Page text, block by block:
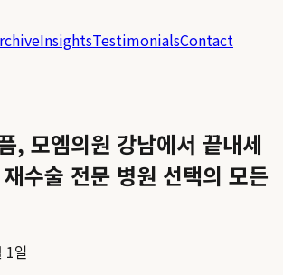
InsightsTestimonialsContact
, 모엠의원 강남에서 끝내세
수술 전문 병원 선택의 모든
1일